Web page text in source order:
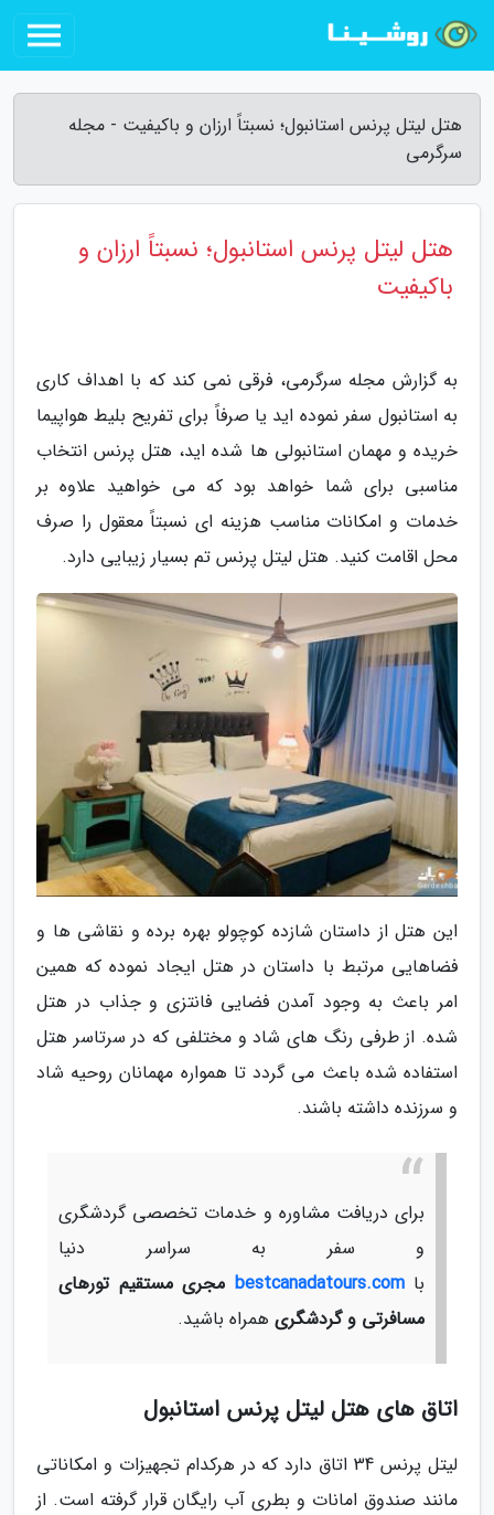
هتل لیتل پرنس استانبول؛ نسبتاً ارزان و باکیفیت - مجله
سرگرمی
هتل لیتل پرنس استانبول؛ نسبتاً ارزان و
باکیفیت
به گزارش مجله سرگرمی، فرقی نمی کند که با اهداف کاری
به استانبول سفر نموده اید یا صرفاً برای تفریح بلیط هواپیما
خریده و مهمان استانبولی ها شده اید، هتل پرنس انتخاب
مناسبی برای شما خواهد بود که می خواهید علاوه بر
خدمات و امکانات مناسب هزینه ای نسبتاً معقول را صرف
محل اقامت کنید. هتل لیتل پرنس تم بسیار زیبایی دارد.
این هتل از داستان شازده کوچولو بهره برده و نقاشی ها و
فضاهایی مرتبط با داستان در هتل ایجاد نموده که همین
امر باعث به وجود آمدن فضایی فانتزی و جذاب در هتل
شده. از طرفی رنگ های شاد و مختلفی که در سرتاسر هتل
استفاده شده باعث می گردد تا همواره مهمانان روحیه شاد
و سرزنده داشته باشند.
برای دریافت مشاوره و خدمات تخصصی گردشگری
و سفر به سراسر دنیا
باbestcanadatours.com مجری مستقیم تورهای
مسافرتی و گردشگری همراه باشید.
اتاق های هتل لیتل پرنس استانبول
لیتل پرنس 34 اتاق دارد که در هرکدام تجهیزات و امکاناتی
مانند صندوق امانات و بطری آب رایگان قرار گرفته است. از